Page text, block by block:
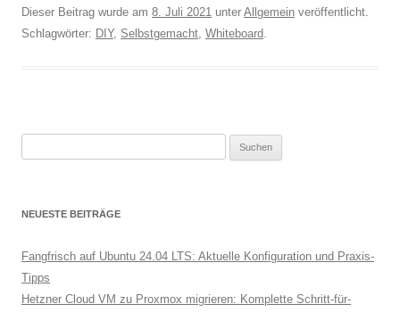
Dieser Beitrag wurde am 8. Juli 2021 unter Allgemein veröffentlicht.
Schlagwörter: DIY, Selbstgemacht Whiteboard
NEUESTE BEITRÄGE
Fangfrisch auf Ubuntu 24.04 LTS: Aktuelle Konfiguration und Praxis-
Tipps
Hetzner Cloud VM zu Proxmox migrieren: Komplette Schritt-für-